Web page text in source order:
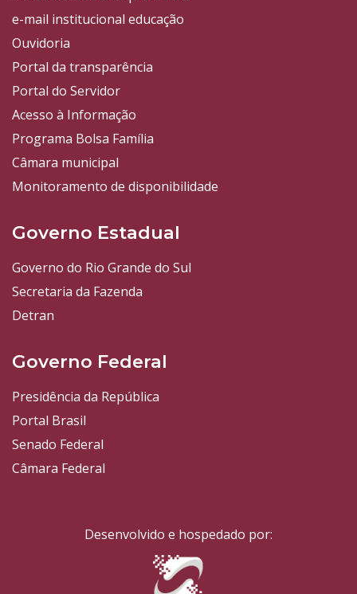
e-mail institucional educação
Ouvidoria
Portal da transparência
Portal do Servidor
Acesso à Informação
Programa Bolsa Família
Câmara municipal
Monitoramento de disponibilidade
Governo Estadual
Governo do Rio Grande do Sul
Secretaria da Fazenda
Detran
Governo Federal
Presidência da República
Portal Brasil
Senado Federal
Câmara Federal
Desenvolvido e hospedado por: